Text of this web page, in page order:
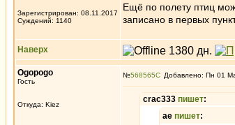
Зарегистрирован: 08.11.2017
Суждений: 1140
Ещё по полету птиц
записано в первых
Наверх
Ogopogo
Гость
Откуда: Kiez
№568565 Добавлено: Пн 01
crac333 пишет:
ae пишет: